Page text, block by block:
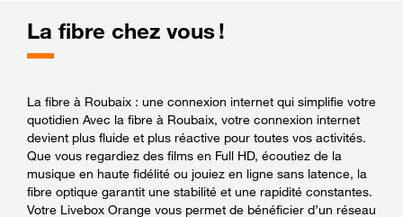
La fibre chez vous !
La fibre à Roubaix : une connexion internet qui simplifie votre
quotidien Avec la fibre à Roubaix, votre connexion internet
devient plus fluide et plus réactive pour toutes vos activités.
Que vous regardiez des films en Full HD, écoutiez de la
musique en haute fidélité ou jouiez en ligne sans latence, la
fibre optique garantit une stabilité et une rapidité constantes.
Votre Livebox Orange vous permet de bénéficier d’un réseau